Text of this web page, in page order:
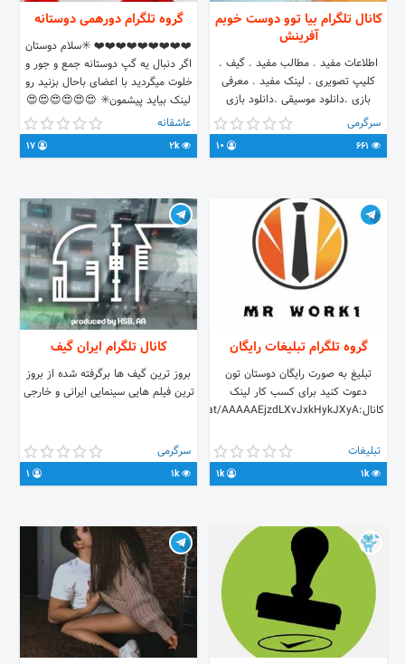
کانال تلگرام بیا توو دوست خوبم
آفرینش
اطلاعات مفید . مطالب مفید . گیف .
کلیپ تصویری . لینک مفید . معرفی
بازی .دانلود موسیقی .دانلود بازی
اندروید.دانلود کتاب و رمان غیره...
سرگرمی
گروه تلگرام دورهمی دوستانه
❤️❤️❤️❤️❤️❤️❤️❤️❤️ ✳️سلام دوستان
اگر دنبال یه گپ دوستانه جمع و جور و
خلوت میگردید با اعضای باحال بزنید رو
لینک بیاید پیشمون✳️ 😍😍😍😍😍😍
😍😍😍 🔴ورود افراد زیر 20 سال و
افراد بی جنبه ممنوع 🔴بی ادبی مساوی
با اخراج 🔴پی وی بی اجازه ممنوع
عاشقانه
2k
گروه تلگرام تبلیغات رایگان
تبلیغ به صورت رایگان دوستان تون
دعوت کنید برای کسب کار لینک
کانال:https://t.me/joinchat/AAAAAEjzdLXvJxkHykJXyA
تبلیغات
1k
1k
کانال تلگرام ایران گیف
بروز ترین گیف ها برگرفته شده از بروز
ترین فیلم هایی سینمایی ایرانی و خارجی
سرگرمی
1k